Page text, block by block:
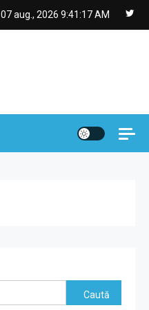
07 aug., 2026 9:41:18 AM
Caută